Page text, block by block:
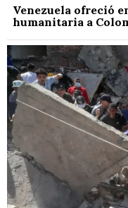
Venezuela ofreció
humanitaria a